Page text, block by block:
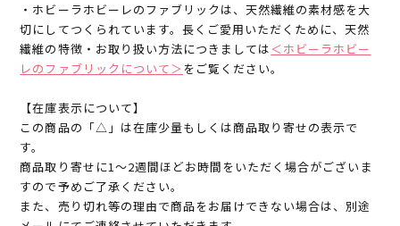
・ホビーラホビーレのファブリックは、天然繊維の素材感を大
切にしてつくられています。長くご愛用いただくために、天然
繊維の特徴・お取り扱い方法につきましては＜ホビーラホビー
レのファブリックについて＞ をご覧ください。
【在庫表示について】
この商品の「△」は在庫少量もしくは商品取り寄せの表示で
す。
商品取り寄せに1～2週間ほどお時間をいただく場合がございま
すので予めご了承ください。
また、売り切れ等の理由で商品をお届けできない場合は、別途